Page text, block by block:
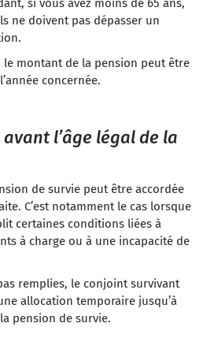
si vous avez moins de 65 ans,
ne doivent pas dépasser un
le montant de la pension peut être
concernée.
l’âge légal de la
de survie peut être accordée
C’est notamment le cas lorsque
certaines conditions liées à
à charge ou à une incapacité de
remplies, le conjoint survivant
allocation temporaire jusqu’à
pension de survie.